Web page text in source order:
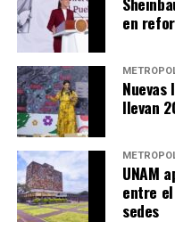
leyendas
en
Nuevas
llevan
UNAM
entre
sedes